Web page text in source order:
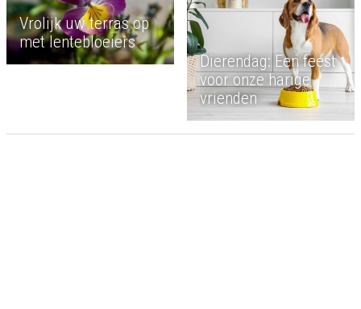
Vrolijk uw terras op
met lentebloeiers
Dierendag: Een feest
voor onze harige
vrienden